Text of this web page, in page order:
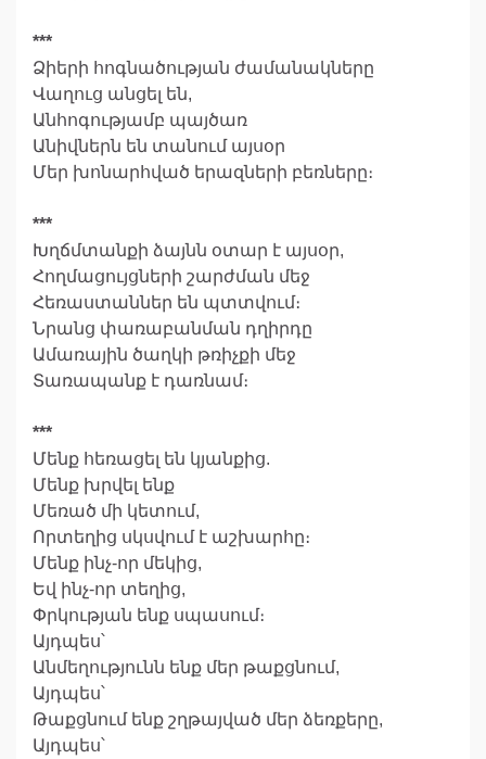
***
Ձիերի հոգնածության ժամանակները
Վաղուց անցել են,
Անհոգությամբ պայծառ
Անիվներն են տանում այսօր
Մեր խոնարհված երազների բեռները։
***
Խղճմտանքի ձայնն օտար է այսօր,
Հողմացույցների շարժման մեջ
Հեռաստաններ են պտտվում։
Նրանց փառաբանման դղիրդը
Ամառային ծաղկի թռիչքի մեջ
Տառապանք է դառնամ։
***
Մենք հեռացել են կյանքից.
Մենք խրվել ենք
Մեռած մի կետում,
Որտեղից սկսվում է աշխարհը։
Մենք ինչ-որ մեկից,
Եվ ինչ-որ տեղից,
Փրկության ենք սպասում։
Այդպես՝
Անմեղությունն ենք մեր թաքցնում,
Այդպես՝
Թաքցնում ենք շղթայված մեր ձեռքերը,
Այդպես՝